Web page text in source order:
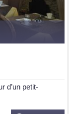
d’un petit-